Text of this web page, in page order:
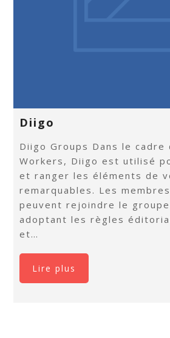
Diigo
Diigo Groups Dans le cadre
Workers, Diigo est utilisé
et ranger les éléments de
remarquables. Les
peuvent rejoindre le
adoptant les règles
et…
Lire plus